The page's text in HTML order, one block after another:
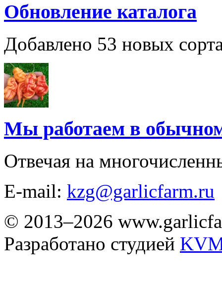
Обновление каталога
Добавлено 53 новых
Мы работаем в
Отвечая на
E-mail: kzg@garlicfarm.ru
© 2013–2026
Разработано студией